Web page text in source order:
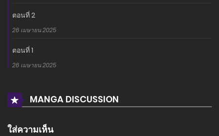
ตอนที่ 2
26 เมษายน 2025
ตอนที่ 1
26 เมษายน 2025
MANGA DISCUSSION
ใส่ความเห็น